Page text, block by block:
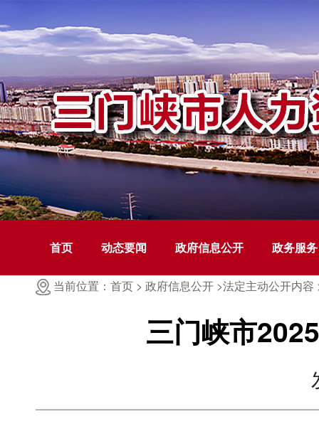
首页 动态要闻 政府信息公开 政务服务
当前位置：首页 > 政府信息公开 >法定主动公开内容
三门峡市